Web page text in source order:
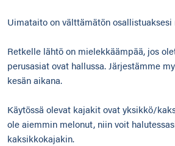
Uimataito on välttämätön
Retkelle lähtö on mielekkäämpää, jos
perusasiat ovat hallussa. Järjestämme
kesän aikana.
Käytössä olevat kajakit ovat yksikkö/
ole aiemmin melonut, niin voit
kaksikkokajakin.